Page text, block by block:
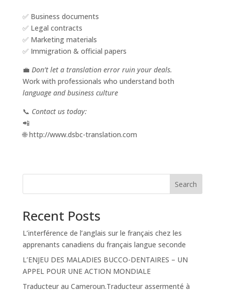
✅ Business documents
✅ Legal contracts
✅ Marketing materials
✅ Immigration & official papers
💼 Don’t let a translation error ruin your deals.
Work with professionals who understand both
language and business culture
📞 Contact us today:
📲
🌐 http://www.dsbc-translation.com
Search
Recent Posts
L’interférence de l’anglais sur le français chez les
apprenants canadiens du français langue seconde
L’ENJEU DES MALADIES BUCCO-DENTAIRES – UN
APPEL POUR UNE ACTION MONDIALE
Traducteur au Cameroun.Traducteur assermenté à